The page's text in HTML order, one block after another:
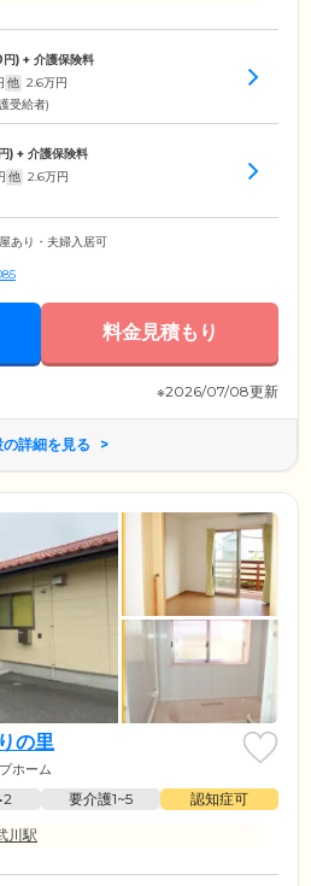
円) + 介護保険料
他 2.6万円
受給者)
円) + 介護保険料
他 2.6万円
あり・夫婦入居可
料金見積もり
※2026/07/08更新
の詳細を見る
の里
ホーム
要介護1~5
認知症可
川駅